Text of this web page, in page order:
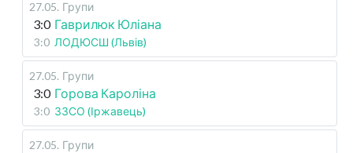
27.05. Групи
3:0 Гаврилюк Юліана
3:0 ЛОДЮСШ (Львів)
27.05. Групи
3:0 Горова Кароліна
3:0 ЗЗСО (Іржавець)
27.05. Групи